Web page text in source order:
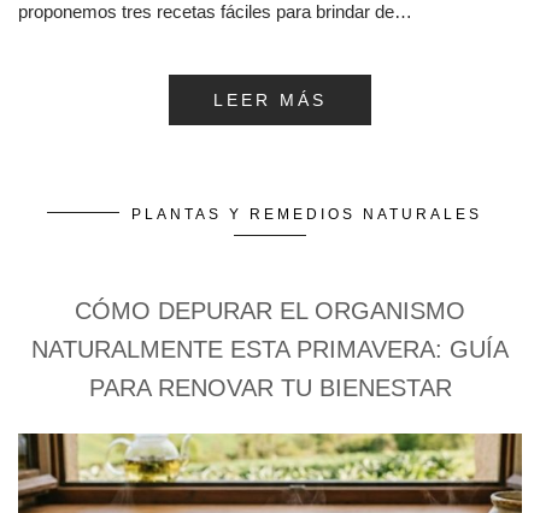
proponemos tres recetas fáciles para brindar de…
LEER MÁS
PLANTAS Y REMEDIOS NATURALES
CÓMO DEPURAR EL ORGANISMO
NATURALMENTE ESTA PRIMAVERA: GUÍA
PARA RENOVAR TU BIENESTAR